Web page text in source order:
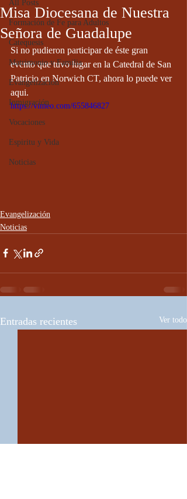
All Posts
Formación de Fe para Adultos
Catequesis
Matrimonio y Familia
Evangelización
Inmigración
Vocaciones
Espiritu y Vida
Noticias
Misa Diocesana de Nuestra
Señora de Guadalupe
Si no pudieron participar de éste gran
evento que tuvo lugar en la Catedral de San
Patricio en Norwich CT, ahora lo puede ver
aqui.
https://vimeo.com/655846827
Evangelización
Noticias
Entradas recientes Ver todo